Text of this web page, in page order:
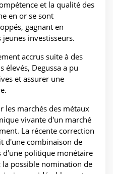
et la qualité des
en or se sont
gagnant en
investisseurs.
accrus suite à des
Degussa a pu
et assurer une
les marchés des métaux
vivante d'un marché
La récente correction
d'une combinaison de
d'une politique monétaire
possible nomination de